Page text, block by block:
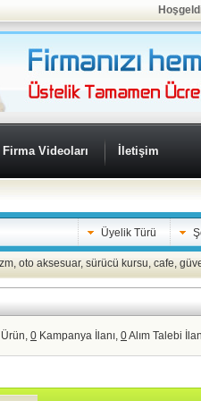
Firma Videoları İletişim
Üyelik Türü
, oto aksesuar, sürücü kursu, cafe,
Ürün, 0 Kampanya İlanı, 0Alım Talebi